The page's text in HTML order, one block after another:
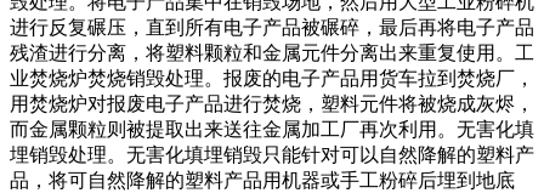
进行反复碾压，直到所有电子产品被碾碎，最后再将电子产品
残渣进行分离，将塑料颗粒和金属元件分离出来重复使用。工
业焚烧炉焚烧销毁处理。报废的电子产品用货车拉到焚烧厂，
用焚烧炉对报废电子产品进行焚烧，塑料元件将被烧成灰烬，
而金属颗粒则被提取出来送往金属加工厂再次利用。无害化填
埋销毁处理。无害化填埋销毁只能针对可以自然降解的塑料产
品，将可自然降解的塑料产品用机器或手工粉碎后埋到地底